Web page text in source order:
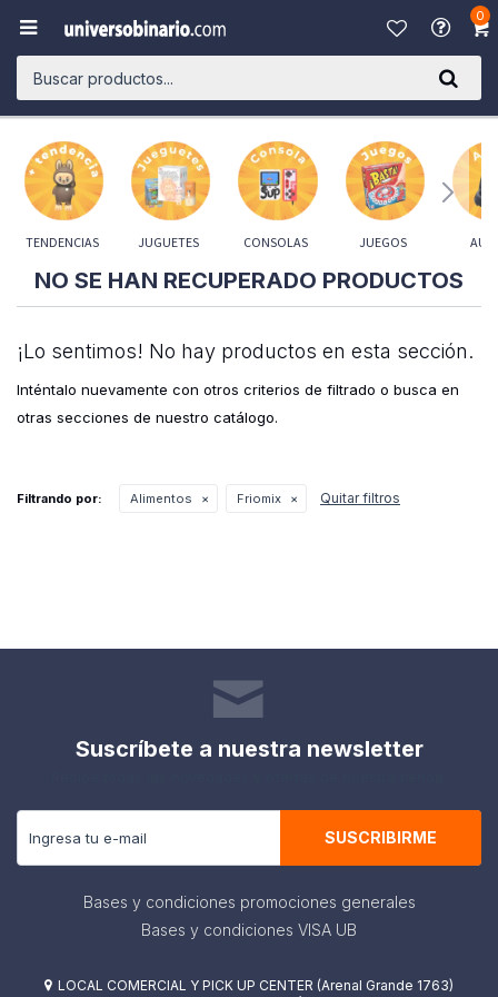
0

TENDENCIAS JUGUETES CONSOLAS JUEGOS
NO SE HAN RECUPERADO PRODUCTOS
¡Lo sentimos! No hay productos en esta sección.
Inténtalo nuevamente con otros criterios de filtrado o busca en
otras secciones de nuestro catálogo.
Filtrando por: Alimentos Friomix Quitar filtros
Suscríbete a nuestra newsletter
SUSCRIBIRME
Bases y condiciones promociones generales
Bases y condiciones VISA UB
 LOCAL COMERCIAL Y PICK UP CENTER (Arenal Grande 1763)